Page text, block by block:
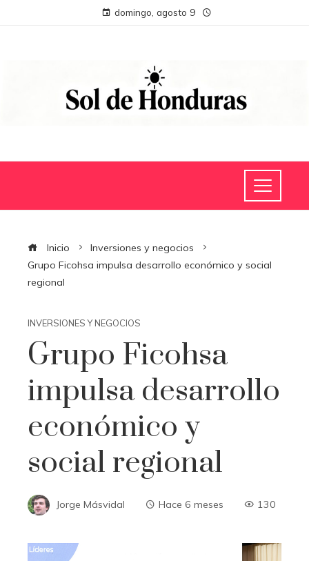
domingo, agosto 9
Inicio
Inversiones y negocios
Grupo Ficohsa impulsa desarrollo económico y social
regional
INVERSIONES Y NEGOCIOS
Grupo Ficohsa
impulsa desarrollo
económico y
social regional
Jorge Másvidal Hace 6 meses 130